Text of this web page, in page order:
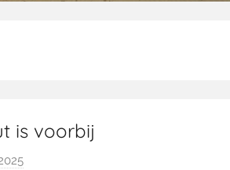
is voorbij
d